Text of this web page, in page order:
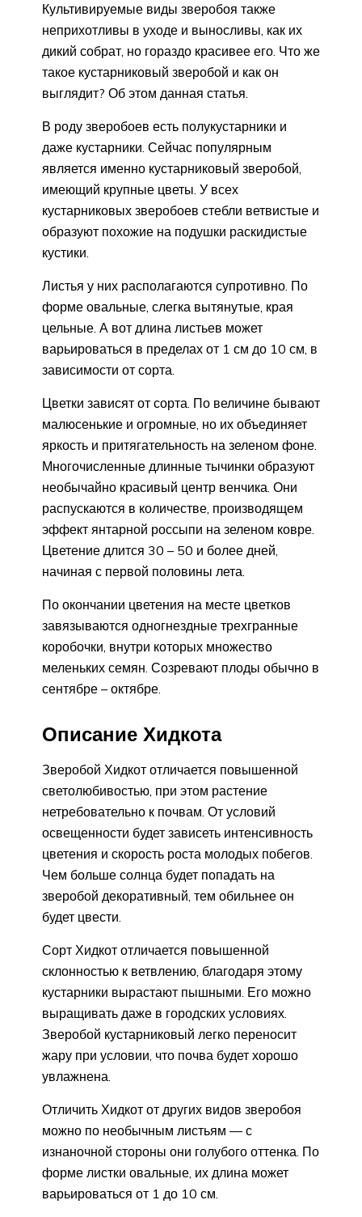
Культивируемые виды зверобоя также
неприхотливы в уходе и выносливы, как их
дикий собрат, но гораздо красивее его. Что же
такое кустарниковый зверобой и как он
выглядит? Об этом данная статья.
В роду зверобоев есть полукустарники и
даже кустарники. Сейчас популярным
является именно кустарниковый зверобой,
имеющий крупные цветы. У всех
кустарниковых зверобоев стебли ветвистые и
образуют похожие на подушки раскидистые
кустики.
Листья у них располагаются супротивно. По
форме овальные, слегка вытянутые, края
цельные. А вот длина листьев может
варьироваться в пределах от 1 см до 10 см, в
зависимости от сорта.
Цветки зависят от сорта. По величине бывают
малюсенькие и огромные, но их объединяет
яркость и притягательность на зеленом фоне.
Многочисленные длинные тычинки образуют
необычайно красивый центр венчика. Они
распускаются в количестве, производящем
эффект янтарной россыпи на зеленом ковре.
Цветение длится 30 – 50 и более дней,
начиная с первой половины лета.
По окончании цветения на месте цветков
завязываются одногнездные трехгранные
коробочки, внутри которых множество
меленьких семян. Созревают плоды обычно в
сентябре – октябре.
Описание Хидкота
Зверобой Хидкот отличается повышенной
светолюбивостью, при этом растение
нетребовательно к почвам. От условий
освещенности будет зависеть интенсивность
цветения и скорость роста молодых побегов.
Чем больше солнца будет попадать на
зверобой декоративный, тем обильнее он
будет цвести.
Сорт Хидкот отличается повышенной
склонностью к ветвлению, благодаря этому
кустарники вырастают пышными. Его можно
выращивать даже в городских условиях.
Зверобой кустарниковый легко переносит
жару при условии, что почва будет хорошо
увлажнена.
Отличить Хидкот от других видов зверобоя
можно по необычным листьям — с
изнаночной стороны они голубого оттенка. По
форме листки овальные, их длина может
варьироваться от 1 до 10 см.